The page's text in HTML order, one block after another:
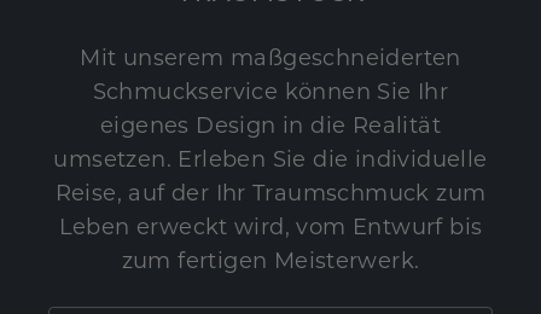
Mit unserem maßgeschneiderten
Schmuckservice können Sie Ihr
eigenes Design in die Realität
umsetzen. Erleben Sie die individuelle
Reise, auf der Ihr Traumschmuck zum
Leben erweckt wird, vom Entwurf bis
zum fertigen Meisterwerk.